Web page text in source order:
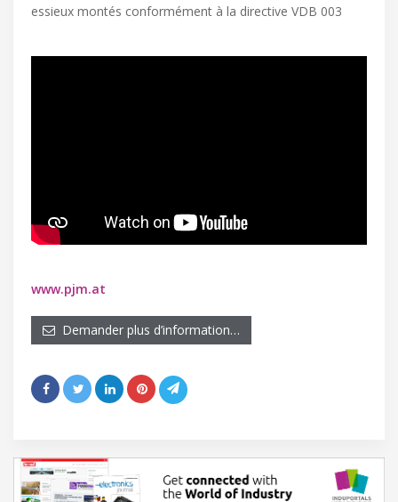
essieux montés conformément à la directive VDB 003
www.pjm.at
Demander plus d’information…